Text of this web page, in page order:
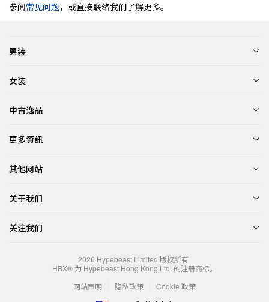
参阅常见问题，或直接联络我们了解更多。
男装
女装
中古逸品
更多資訊
其他网站
关于我们
关注我们
2026 Hypebeast Limited 版权所有
HBX® 为 Hypebeast Hong Kong Ltd. 的注册商标。
网站声明
隐私政策
Cookie 政策